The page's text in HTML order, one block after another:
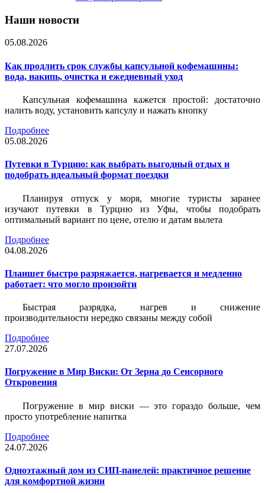
Наши новости
05.08.2026
Как продлить срок службы капсульной кофемашины:
вода, накипь, очистка и ежедневный уход
Капсульная кофемашина кажется простой: достаточно
налить воду, установить капсулу и нажать кнопку
Подробнее
05.08.2026
Путевки в Турцию: как выбрать выгодный отдых и
подобрать идеальный формат поездки
Планируя отпуск у моря, многие туристы заранее
изучают путевки в Турцию из Уфы, чтобы подобрать
оптимальный вариант по цене, отелю и датам вылета
Подробнее
04.08.2026
Планшет быстро разряжается, нагревается и медленно
работает: что могло произойти
Быстрая разрядка, нагрев и снижение
производительности нередко связаны между собой
Подробнее
27.07.2026
Погружение в Мир Виски: От Зерна до Сенсорного
Откровения
Погружение в мир виски — это гораздо больше, чем
просто употребление напитка
Подробнее
24.07.2026
Одноэтажный дом из СИП-панелей: практичное решение
для комфортной жизни